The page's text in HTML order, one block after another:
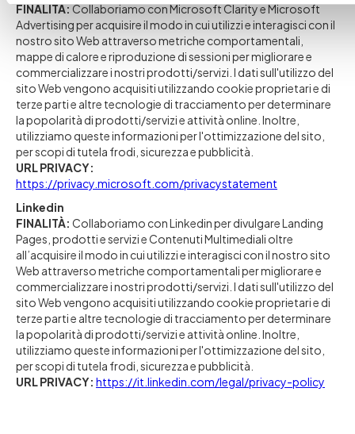
FINALITÀ: Collaboriamo con Microsoft Clarity e Microsoft
Advertising per acquisire il modo in cui utilizzi e interagisci con il
nostro sito Web attraverso metriche comportamentali,
mappe di calore e riproduzione di sessioni per migliorare e
commercializzare i nostri prodotti/servizi. I dati sull'utilizzo del
sito Web vengono acquisiti utilizzando cookie proprietari e di
terze parti e altre tecnologie di tracciamento per determinare
la popolarità di prodotti/servizi e attività online. Inoltre,
utilizziamo queste informazioni per l'ottimizzazione del sito,
per scopi di tutela frodi, sicurezza e pubblicità.
URL PRIVACY:
https://privacy.microsoft.com/privacystatement
Linkedin
FINALITÀ: Collaboriamo con Linkedin per divulgare Landing
Pages, prodotti e servizi e Contenuti Multimediali oltre
all’acquisire il modo in cui utilizzi e interagisci con il nostro sito
Web attraverso metriche comportamentali per migliorare e
commercializzare i nostri prodotti/servizi. I dati sull'utilizzo del
sito Web vengono acquisiti utilizzando cookie proprietari e di
terze parti e altre tecnologie di tracciamento per determinare
la popolarità di prodotti/servizi e attività online. Inoltre,
utilizziamo queste informazioni per l'ottimizzazione del sito,
per scopi di tutela frodi, sicurezza e pubblicità.
URL PRIVACY: https://it.linkedin.com/legal/privacy-policy